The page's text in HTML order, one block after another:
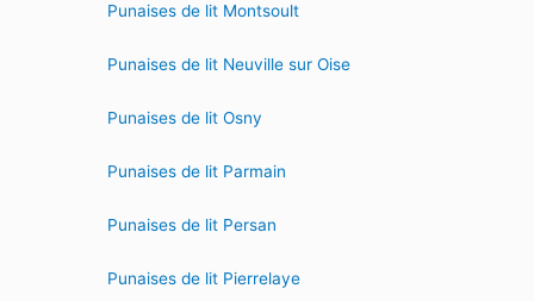
Punaises de lit Montsoult
Punaises de lit Neuville sur Oise
Punaises de lit Osny
Punaises de lit Parmain
Punaises de lit Persan
Punaises de lit Pierrelaye